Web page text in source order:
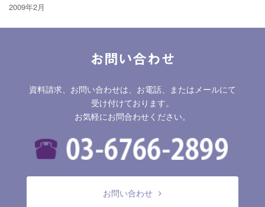
2009年2月
お問い合わせ
資料請求、お問い合わせは、お電話、またはメールにて
受け付けております。
お気軽にお問合わせください。
お問い合わせ